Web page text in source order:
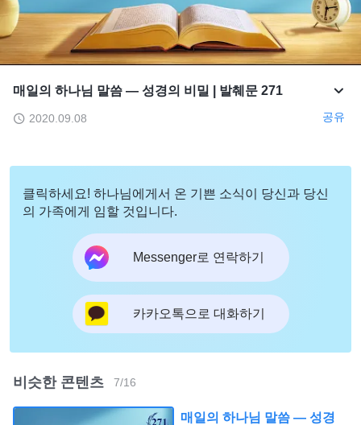
매일의 하나님 말씀 ― 성경의 비밀 | 발췌문 271
2020.09.08 공유
클릭하세요! 하나님에게서 온 기쁜 소식이 당신과 당신
의 가족에게 임할 것입니다.
Messenger로 연락하기
카카오톡으로 대화하기
비슷한 콘텐츠 7/16
매일의 하나님 말씀 ― 성경